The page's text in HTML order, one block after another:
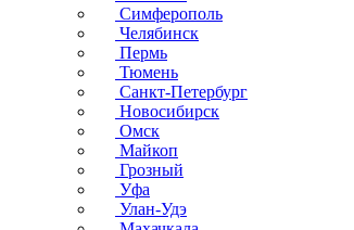
Симферополь
Челябинск
Пермь
Тюмень
Санкт-Петербург
Новосибирск
Омск
Майкоп
Грозный
Уфа
Улан-Удэ